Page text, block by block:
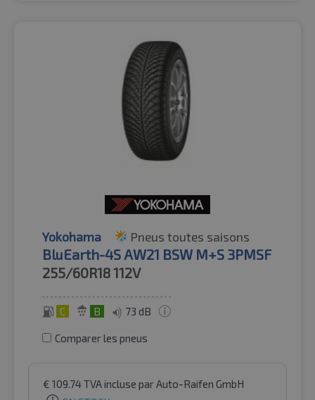
Yokohama Pneus toutes saisons
BluEarth-4S AW21 BSW M+S 3PMSF
255/60R18112V
C B 73 dB
Comparer les pneus
€ 109.74TVA incluse par Auto-Raifen GmbH